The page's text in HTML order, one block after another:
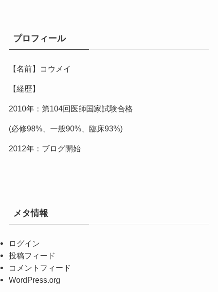
プロフィール
【名前】コウメイ
【経歴】
2010年：第104回医師国家試験合格
(必修98%、一般90%、臨床93%)
2012年：ブログ開始
メタ情報
ログイン
投稿フィード
コメントフィード
WordPress.org